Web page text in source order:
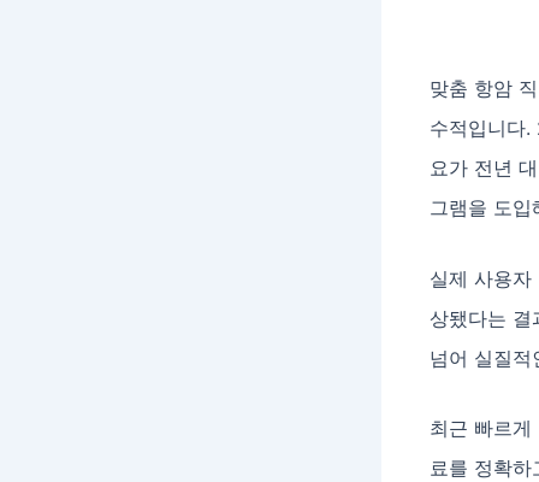
맞춤 항암
수적입니다
요가 전년
그램을 도
실제 사용
상됐다는
넘어 실질적
최근 빠르
료를 정확